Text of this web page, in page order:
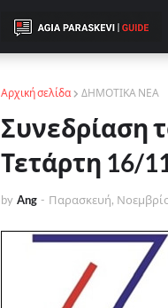
Αρχική σελίδα ΔΗΜΟΤΙΚΑ ΝΕΑ
Συνεδρίαση
Τετάρτη 16/
by Ang - Παρασκευή,